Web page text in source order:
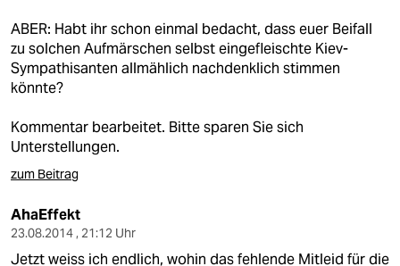
ABER: Habt ihr schon einmal bedacht, dass euer Beifall
zu solchen Aufmärschen selbst eingefleischte Kiev-
Sympathisanten allmählich nachdenklich stimmen
könnte?
Kommentar bearbeitet. Bitte sparen Sie sich
Unterstellungen.
zum Beitrag
AhaEffekt
23.08.2014 , 21:12 Uhr
Jetzt weiss ich endlich, wohin das fehlende Mitleid für die